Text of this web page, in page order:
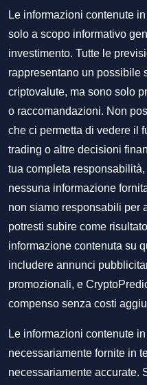
Le informazioni contenute
solo a scopo informativo
investimento. Tutte le
rappresentano un possibile
criptovalute, ma sono solo
o raccomandazioni. Non
che ci permetta di vedere il
trading o altre decisioni
tua completa
nessuna informazione
non siamo responsabili per
potresti subire come
informazione contenuta su
includere annunci
promozionali, e
compenso senza costi
Le informazioni contenute
necessariamente fornite in
necessariamente accurate.